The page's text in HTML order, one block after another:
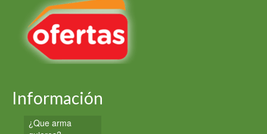
Información
¿Que arma